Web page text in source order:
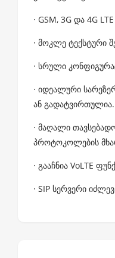
· GSM, 3G და 4G
· მოკლე ტექსტური
· სრული
· იდეალური
ან გადატვირთულია.
· მაღალი
პროტოკოლების
· გააჩნია VoLTE
· SIP სერვერი